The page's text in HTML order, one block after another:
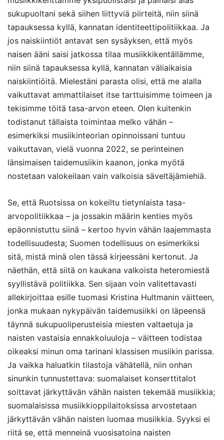
sukupuoltani sekä siihen liittyviä piirteitä, niin siinä
tapauksessa kyllä, kannatan identiteettipolitiikkaa. Ja
jos naiskiintiöt antavat sen sysäyksen, että myös
naisen ääni saisi jatkossa tilaa musiikkikentällämme,
niin siinä tapauksessa kyllä, kannatan väliaikaisia
naiskiintiöitä. Mielestäni parasta olisi, että me alalla
vaikuttavat ammattilaiset itse tarttuisimme toimeen ja
tekisimme töitä tasa-arvon eteen. Olen kuitenkin
todistanut tällaista toimintaa melko vähän –
esimerkiksi musiikinteorian opinnoissani tuntuu
vaikuttavan, vielä vuonna 2022, se perinteinen
länsimaisen taidemusiikin kaanon, jonka myötä
nostetaan valokeilaan vain valkoisia säveltäjämiehiä.
Se, että Ruotsissa on kokeiltu tietynlaista tasa-
arvopolitiikkaa – ja jossakin määrin kenties myös
epäonnistuttu siinä – kertoo hyvin vähän laajemmasta
todellisuudesta; Suomen todellisuus on esimerkiksi
sitä, mistä minä olen tässä kirjeessäni kertonut. Ja
näethän, että siitä on kaukana valkoista heteromiestä
syyllistävä politiikka. Sen sijaan voin valitettavasti
allekirjoittaa esille tuomasi Kristina Hultmanin väitteen,
jonka mukaan nykypäivän taidemusiikki on läpeensä
täynnä sukupuoliperusteisia miesten valtaetuja ja
naisten vastaisia ennakkoluuloja – väitteen todistaa
oikeaksi minun oma tarinani klassisen musiikin parissa.
Ja vaikka haluatkin tilastoja vähätellä, niin onhan
sinunkin tunnustettava: suomalaiset konserttitalot
soittavat järkyttävän vähän naisten tekemää musiikkia;
suomalaisissa musiikkioppilaitoksissa arvostetaan
järkyttävän vähän naisten luomaa musiikkia. Syyksi ei
riitä se, että menneinä vuosisatoina naisten